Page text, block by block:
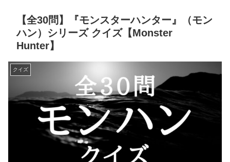
【全30問】『モンスターハンター』（モン
ハン）シリーズ クイズ【Monster
Hunter】
クイズ